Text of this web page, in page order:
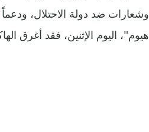
وشعارات ضد دولة الاحتلال،
هيوم"، اليوم الإثنين، فقد أغرق